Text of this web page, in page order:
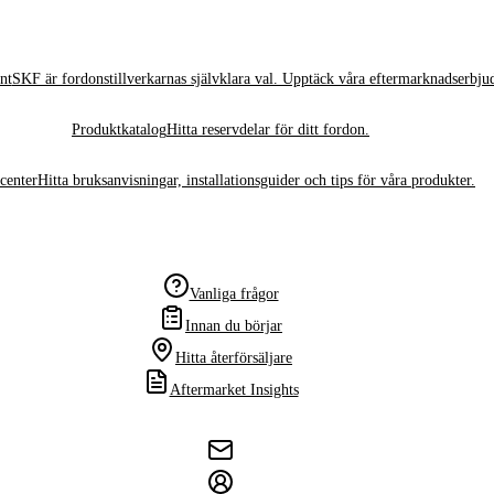
SKF är fordonstillverkarnas självklara val. Upptäck våra
ProduktkatalogHitta reservdelar för ditt fordon.
Hitta bruksanvisningar, installationsguider och tips för våra produkter.
Vanliga frågor
Innan du börjar
Hitta återförsäljare
Aftermarket Insights